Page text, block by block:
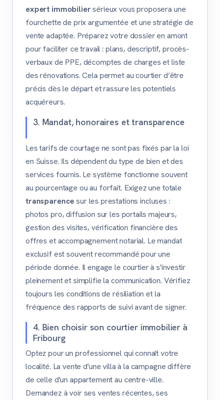
expert immobiliersérieux vous proposera une
fourchette de prix argumentée et une stratégie de
vente adaptée. Préparez votre dossier en amont
pour faciliter ce travail : plans, descriptif, procès-
verbaux de PPE, décomptes de charges et liste
des rénovations. Cela permet au courtier d’être
précis dès le départ et rassure les potentiels
acquéreurs.
3. Mandat, honoraires et transparence
Les tarifs de courtage ne sont pas fixés par la loi
en Suisse. Ils dépendent du type de bien et des
services fournis. Le système fonctionne souvent
au pourcentage ou au forfait. Exigez une totale
transparencesur les prestations incluses :
photos pro, diffusion sur les portails majeurs,
gestion des visites, vérification financière des
offres et accompagnement notarial. Le mandat
exclusif est souvent recommandé pour une
période donnée. Il engage le courtier à s'investir
pleinement et simplifie la communication. Vérifiez
toujours les conditions de résiliation et la
fréquence des rapports de suivi avant de signer.
4. Bien choisir son courtier immobilier à
Fribourg
Optez pour un professionnel qui connaît votre
localité. La vente d'une villa à la campagne diffère
de celle d'un appartement au centre-ville.
Demandez à voir ses ventes récentes, ses